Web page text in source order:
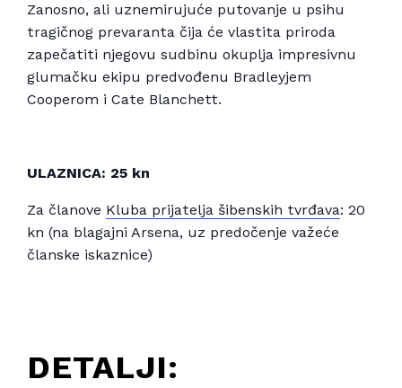
Zanosno, ali uznemirujuće putovanje u psihu
tragičnog prevaranta čija će vlastita priroda
zapečatiti njegovu sudbinu okuplja impresivnu
glumačku ekipu predvođenu Bradleyjem
Cooperom i Cate Blanchett.
ULAZNICA: 25 kn
Za članove Kluba prijatelja šibenskih tvrđava: 20
kn (na blagajni Arsena, uz predočenje važeće
članske iskaznice)
DETALJI: